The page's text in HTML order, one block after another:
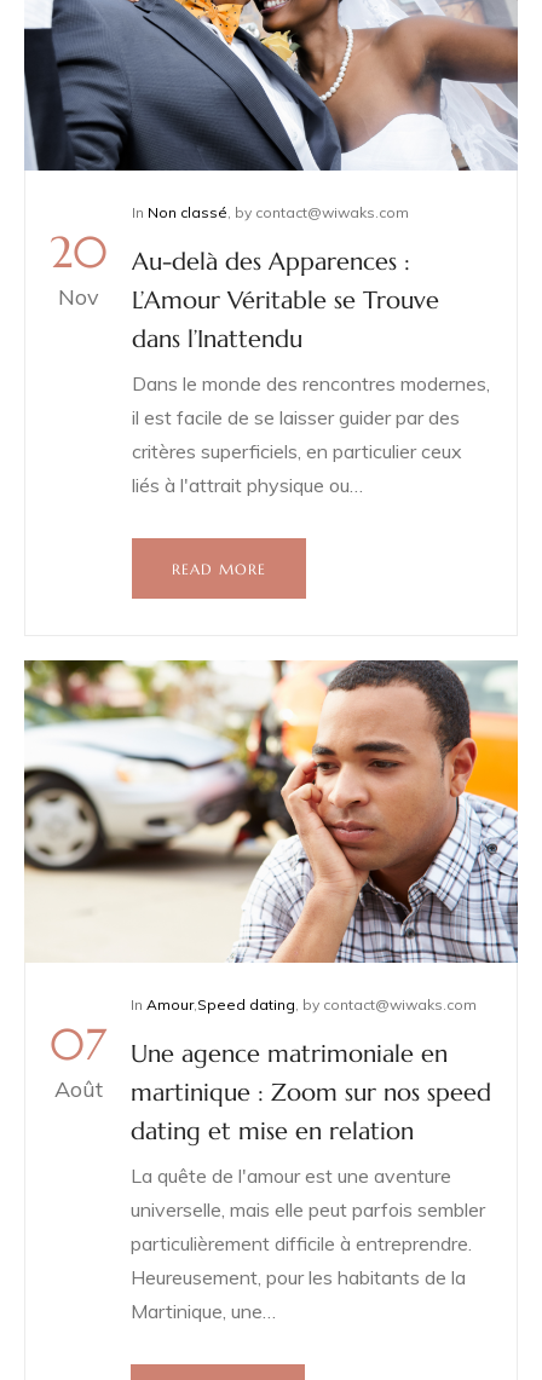
20
Nov
In Non classé, by contact@wiwaks.com
Au-delà des Apparences :
L’Amour Véritable se Trouve
dans l’Inattendu
Dans le monde des rencontres modernes,
il est facile de se laisser guider par des
critères superficiels, en particulier ceux
liés à l'attrait physique ou…
READ MORE
07
Août
In Amour,Speed dating, by contact@wiwaks.com
Une agence matrimoniale en
martinique : Zoom sur nos speed
dating et mise en relation
La quête de l'amour est une aventure
universelle, mais elle peut parfois sembler
particulièrement difficile à entreprendre.
Heureusement, pour les habitants de la
Martinique, une…